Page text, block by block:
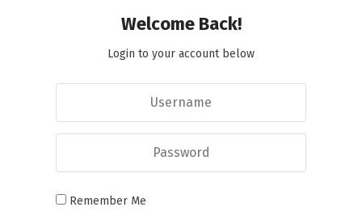
Welcome Back!
Login to your account below
Remember Me